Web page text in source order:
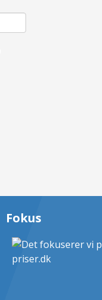
Fokus